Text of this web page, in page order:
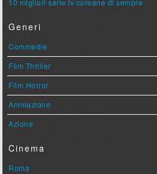
10 migliori serie tv coreane di sempre
Generi
Commedie
Film Thriller
Film Horror
Animazione
Azione
Cinema
Roma